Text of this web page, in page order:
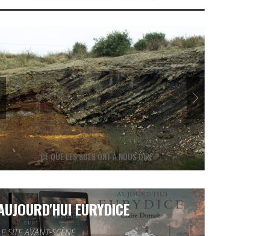
PRINCIPES D’UNE COW-PRODUCTION
EURYDICE
SITE AVANT-SCÈNE